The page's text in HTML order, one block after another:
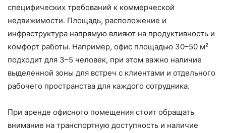
специфических требований к коммерческой
недвижимости. Площадь, расположение и
инфраструктура напрямую влияют на продуктивность и
комфорт работы. Например, офис площадью 30–50 м²
подходит для 3–5 человек, при этом важно наличие
выделенной зоны для встреч с клиентами и отдельного
рабочего пространства для каждого сотрудника.
При аренде офисного помещения стоит обращать
внимание на транспортную доступность и наличие